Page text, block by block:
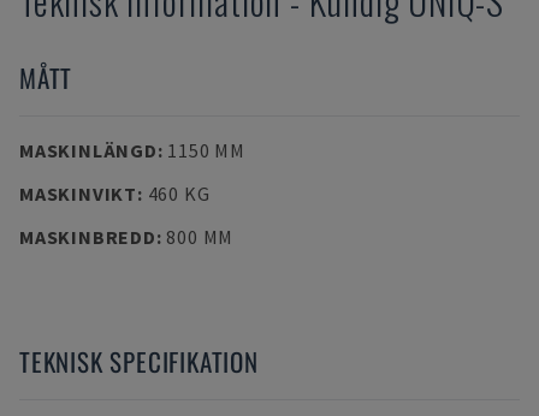
MÅTT
MASKINLÄNGD: 1150 MM
MASKINVIKT: 460 KG
MASKINBREDD: 800 MM
TEKNISK SPECIFIKATION